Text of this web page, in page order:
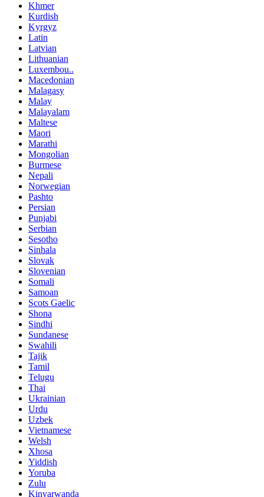
Khmer
Kurdish
Kyrgyz
Latin
Latvian
Lithuanian
Luxembou..
Macedonian
Malagasy
Malay
Malayalam
Maltese
Maori
Marathi
Mongolian
Burmese
Nepali
Norwegian
Pashto
Persian
Punjabi
Serbian
Sesotho
Sinhala
Slovak
Slovenian
Somali
Samoan
Scots Gaelic
Shona
Sindhi
Sundanese
Swahili
Tajik
Tamil
Telugu
Thai
Ukrainian
Urdu
Uzbek
Vietnamese
Welsh
Xhosa
Yiddish
Yoruba
Zulu
Kinyarwanda